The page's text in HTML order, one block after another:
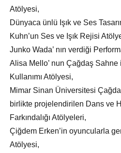
Atölyesi,
Dünyaca ünlü Işık ve Ses
Kuhn’un Ses ve Işık Rejisi
Junko Wada’ nın verdiği
Alisa Mello’ nun Çağdaş
Kullanımı Atölyesi,
Mimar Sinan Üniversitesi
birlikte projelendirilen Dans ve
Farkındalığı Atölyeleri,
Çiğdem Erken’in oyuncularla
Atölyesi,